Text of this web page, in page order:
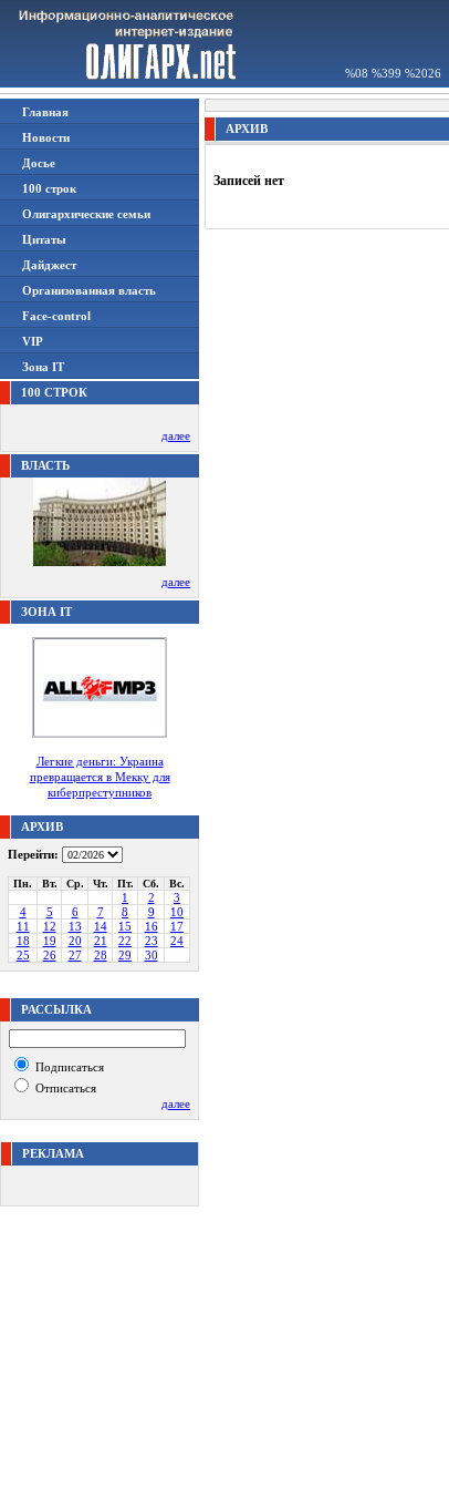
%08 %399 %2026
Главная
Новости
Досье
100 строк
Олигархические семьи
Цитаты
Дайджест
Организованная власть
Face-control
VIP
Зона IT
100 СТРОК
далее
ВЛАСТЬ
далее
ЗОНА IT
Легкие деньги: Украина
превращается в Мекку для
киберпреступников
АРХИВ
Перейти:
Пн. Вт. Ср. Чт. Пт. Сб. Вс.
1 2
3
4
5 6 7 8 9
10
11
12 13 14 15 16
17
18
19 20 21 22 23
24
25
26 27 28 29 30
РАССЫЛКА
Подписаться
Отписаться
далее
РЕКЛАМА
АРХИВ
Записей нет